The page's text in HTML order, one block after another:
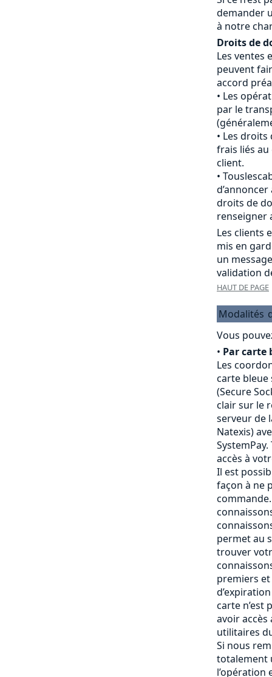
demander
à notre
Droits de
Les ventes
peuvent
accord
Les
par le
Les droits
frais liés
client.
droits de
renseigner
Les clients
mis en
un
validation
HAUT DE PAGE
Modalités
Vous
• Par carte
Les
carte bleue
(Secure
clair sur le
serveur de
Natexis)
accès à
Il est
façon à ne
permet au
trouver
premiers
carte n’est
avoir
utilitaires
Si nous
totalement
l’opération